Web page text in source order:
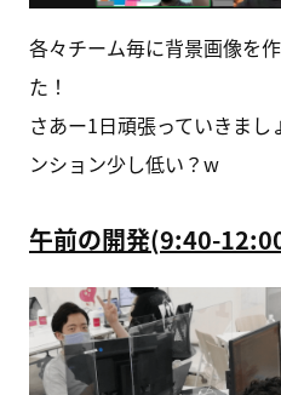
各々チーム毎に背景画像を
た！
さあー1日頑張っていきま
ンション少し低い？w
午前の開発(9:40-